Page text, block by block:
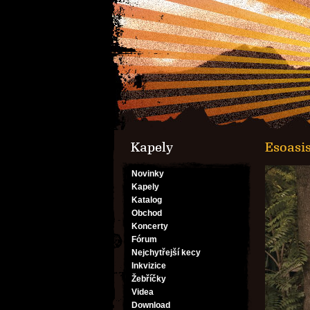
Kapely
Novinky
Kapely
Katalog
Obchod
Koncerty
Fórum
Nejchytřejší kecy
Inkvizice
Žebříčky
Videa
Download